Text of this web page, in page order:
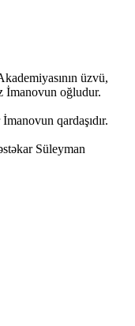
üzvü,
İmanovun oğludur.
qardaşıdır.
Süleyman